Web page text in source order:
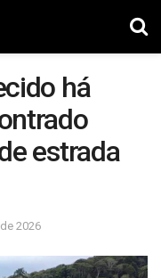
há
estrada
2026